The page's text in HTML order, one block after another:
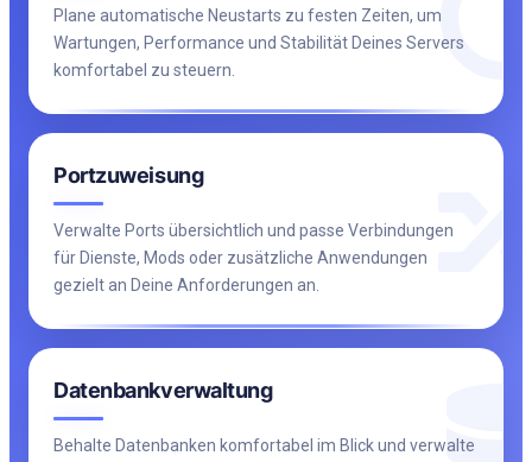
Plane automatische Neustarts zu festen Zeiten, um
Wartungen, Performance und Stabilität Deines Servers
komfortabel zu steuern.
Portzuweisung
Verwalte Ports übersichtlich und passe Verbindungen
für Dienste, Mods oder zusätzliche Anwendungen
gezielt an Deine Anforderungen an.
Datenbankverwaltung
Behalte Datenbanken komfortabel im Blick und verwalte